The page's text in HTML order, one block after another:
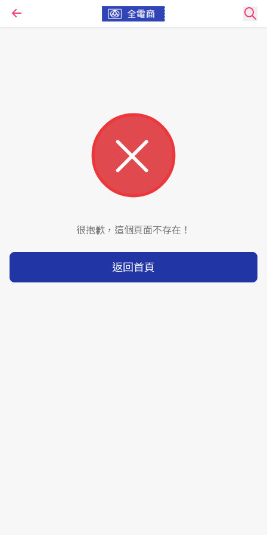
很抱歉，這個頁面不存在！
返回首頁